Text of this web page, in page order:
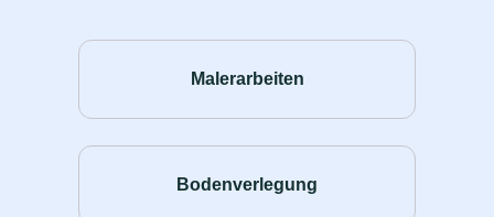
Malerarbeiten
Bodenverlegung